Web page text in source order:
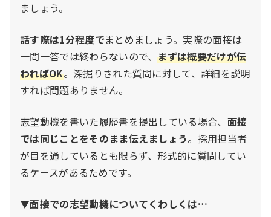
ましょう。
話す際は1分程度でまとめましょう。実際の面接は
一問一答では終わらないので、まずは概要だけが伝
わればOK。深掘りされた質問に対して、詳細を説明
すれば問題ありません。
志望動機を書いた履歴書を提出している場合、 面接
では同じことをそのまま伝えましょう。採用担当者
が目を通しているとも限らず、形式的に質問してい
るケースがあるためです。
▼面接での志望動機についてくわしくは…